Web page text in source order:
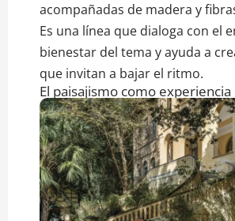
acompañadas de madera y
Es una línea que dialoga con el
bienestar del tema y ayuda a
que invitan a bajar el ritmo.
El paisajismo como experiencia